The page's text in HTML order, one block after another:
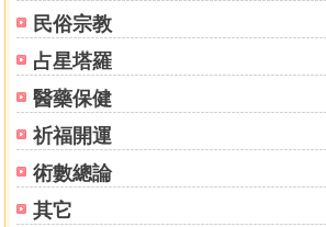
民俗宗教
占星塔羅
醫藥保健
祈福開運
術數總論
其它